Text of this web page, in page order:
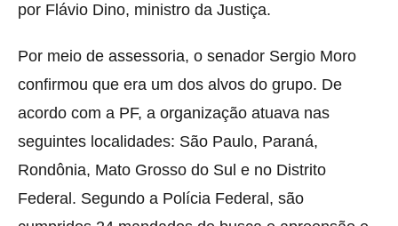
por Flávio Dino, ministro da Justiça.
Por meio de assessoria, o senador Sergio Moro
confirmou que era um dos alvos do grupo. De
acordo com a PF, a organização atuava nas
seguintes localidades: São Paulo, Paraná,
Rondônia, Mato Grosso do Sul e no Distrito
Federal. Segundo a Polícia Federal, são